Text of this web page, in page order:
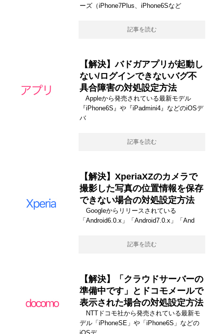
ーズ（iPhone7Plus、iPhone6Sなど
記事を読む
【解決】バドガアプリが起動し
ない/ログインできないバグ不
具合障害の対処設定方法
Appleから発売されている最新モデル
『iPhone6S』や『iPadmini4』などのiOSデ
バ
記事を読む
【解決】XperiaXZのカメラで
撮影した写真の位置情報を保存
できない場合の対処設定方法
Googleからリリースされている
「Android6.0.x」「Android7.0.x」「And
記事を読む
【解決】「クラウドサーバーの
準備中です」とドコモメールで
表示された場合の対処設定方法
NTTドコモ社から発売されている最新モ
デル「iPhoneSE」や「iPhone6S」などの